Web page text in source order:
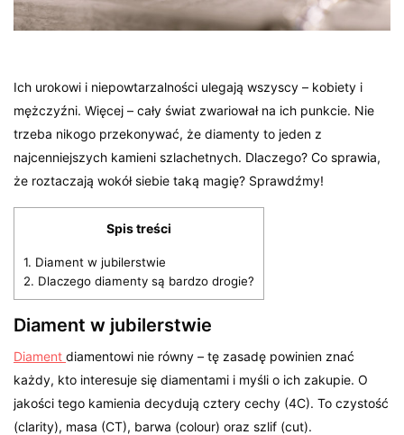
Ich urokowi i niepowtarzalności ulegają wszyscy – kobiety i
mężczyźni. Więcej – cały świat zwariował na ich punkcie. Nie
trzeba nikogo przekonywać, że diamenty to jeden z
najcenniejszych kamieni szlachetnych. Dlaczego? Co sprawia,
że roztaczają wokół siebie taką magię? Sprawdźmy!
Spis treści
1. Diament w jubilerstwie
2. Dlaczego diamenty są bardzo drogie?
Diament w jubilerstwie
Diamentdiamentowi nie równy – tę zasadę powinien znać
każdy, kto interesuje się diamentami i myśli o ich zakupie. O
jakości tego kamienia decydują cztery cechy (4C). To czystość
(clarity), masa (CT), barwa (colour) oraz szlif (cut).